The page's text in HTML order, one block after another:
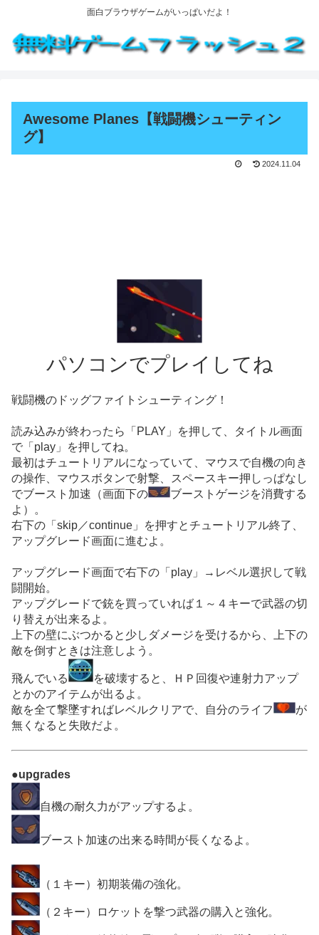
面白ブラウザゲームがいっぱいだよ！
Awesome Planes【戦闘機シューティン
グ】
2024.11.04
パソコンでプレイしてね
戦闘機のドッグファイトシューティング！
読み込みが終わったら「PLAY」を押して、タイトル画面
で「play」を押してね。
最初はチュートリアルになっていて、マウスで自機の向き
の操作、マウスボタンで射撃、スペースキー押しっぱなし
でブースト加速（画面下の
ブーストゲージを消費する
よ）。
右下の「skip／continue」を押すとチュートリアル終了、
アップグレード画面に進むよ。
アップグレード画面で右下の「play」→レベル選択して戦
闘開始。
アップグレードで銃を買っていれば１～４キーで武器の切
り替えが出来るよ。
上下の壁にぶつかると少しダメージを受けるから、上下の
敵を倒すときは注意しよう。
飛んでいる
を破壊すると、ＨＰ回復や連射力アップ
とかのアイテムが出るよ。
敵を全て撃墜すればレベルクリアで、自分のライフ
が
無くなると失敗だよ。
●upgrades
自機の耐久力がアップするよ。
ブースト加速の出来る時間が長くなるよ。
（１キー）初期装備の強化。
（２キー）ロケットを撃つ武器の購入と強化。